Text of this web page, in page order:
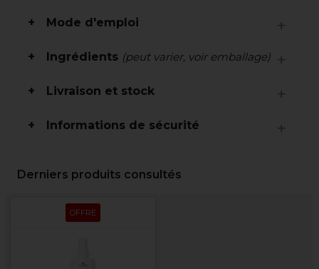
Mode d'emploi
Ingrédients (peut varier, voir emballage)
Livraison et stock
Informations de sécurité
Derniers produits consultés
OFFRE